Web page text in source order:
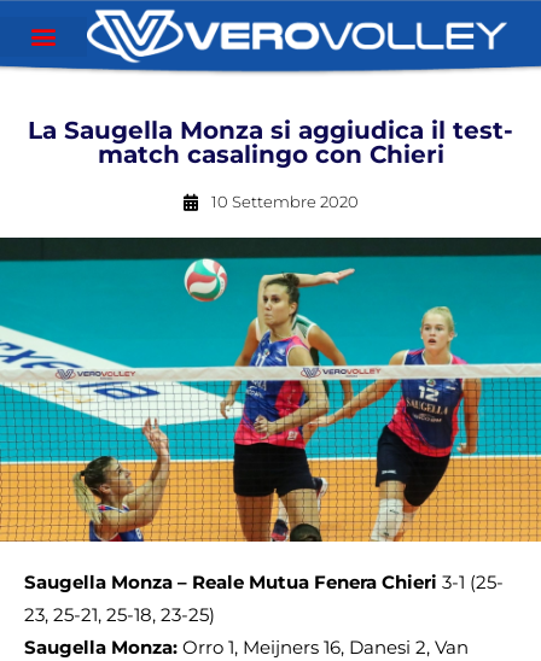
La Saugella Monza si aggiudica il test-
match casalingo con Chieri
10 Settembre 2020
Saugella Monza – Reale Mutua Fenera Chieri 3-1 (25-
23, 25-21, 25-18, 23-25)
Saugella Monza: Orro 1, Meijners 16, Danesi 2, Van